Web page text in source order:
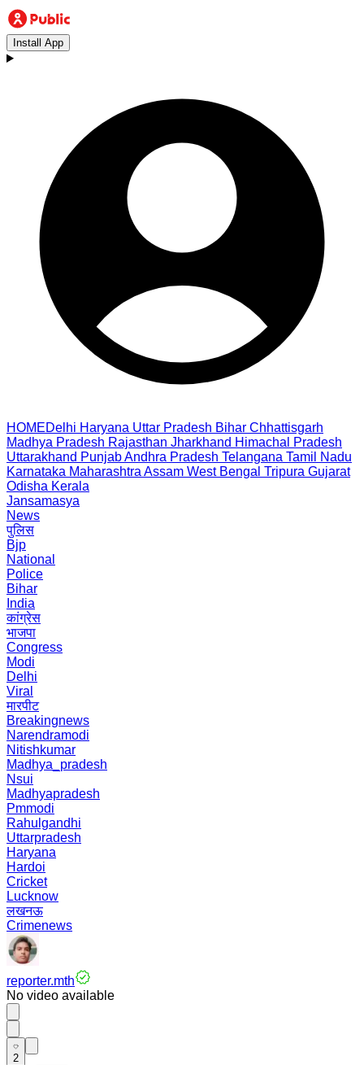
Install App
HOMEDelhi Haryana Uttar Pradesh Bihar Chhattisgarh
Madhya Pradesh Rajasthan Jharkhand Himachal Pradesh
Uttarakhand PunjabAndhra Pradesh Telangana Tamil Nadu
Karnataka Maharashtra Assam West Bengal Tripura Gujarat
Odisha Kerala
Jansamasya
News
पुलिस
Bjp
National
Police
Bihar
India
कांग्रेस
भाजपा
Congress
Modi
Delhi
Viral
मारपीट
Breakingnews
Narendramodi
Nitishkumar
Madhya_pradesh
Nsui
Madhyapradesh
Pmmodi
Rahulgandhi
Uttarpradesh
Haryana
Hardoi
Cricket
Lucknow
लखनऊ
Crimenews
reporter.mth
No video available
2